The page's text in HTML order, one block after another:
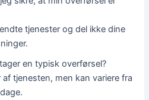
tjenester og del ikke dine
en typisk overførsel?
tjenesten, men kan variere fra